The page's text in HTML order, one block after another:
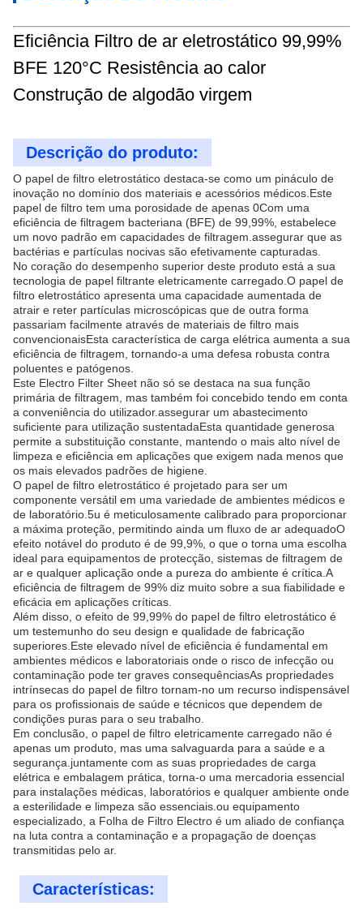
Eficiência Filtro de ar eletrostático 99,99%
BFE 120°C Resistência ao calor
Construção de algodão virgem
Descrição do produto:
O papel de filtro eletrostático destaca-se como um pináculo de
inovação no domínio dos materiais e acessórios médicos.Este
papel de filtro tem uma porosidade de apenas 0Com uma
eficiência de filtragem bacteriana (BFE) de 99,99%, estabelece
um novo padrão em capacidades de filtragem.assegurar que as
bactérias e partículas nocivas são efetivamente capturadas.
No coração do desempenho superior deste produto está a sua
tecnologia de papel filtrante eletricamente carregado.O papel de
filtro eletrostático apresenta uma capacidade aumentada de
atrair e reter partículas microscópicas que de outra forma
passariam facilmente através de materiais de filtro mais
convencionaisEsta característica de carga elétrica aumenta a sua
eficiência de filtragem, tornando-a uma defesa robusta contra
poluentes e patógenos.
Este Electro Filter Sheet não só se destaca na sua função
primária de filtragem, mas também foi concebido tendo em conta
a conveniência do utilizador.assegurar um abastecimento
suficiente para utilização sustentadaEsta quantidade generosa
permite a substituição constante, mantendo o mais alto nível de
limpeza e eficiência em aplicações que exigem nada menos que
os mais elevados padrões de higiene.
O papel de filtro eletrostático é projetado para ser um
componente versátil em uma variedade de ambientes médicos e
de laboratório.5u é meticulosamente calibrado para proporcionar
a máxima proteção, permitindo ainda um fluxo de ar adequadoO
efeito notável do produto é de 99,9%, o que o torna uma escolha
ideal para equipamentos de protecção, sistemas de filtragem de
ar e qualquer aplicação onde a pureza do ambiente é crítica.A
eficiência de filtragem de 99% diz muito sobre a sua fiabilidade e
eficácia em aplicações críticas.
Além disso, o efeito de 99,99% do papel de filtro eletrostático é
um testemunho do seu design e qualidade de fabricação
superiores.Este elevado nível de eficiência é fundamental em
ambientes médicos e laboratoriais onde o risco de infecção ou
contaminação pode ter graves consequênciasAs propriedades
intrínsecas do papel de filtro tornam-no um recurso indispensável
para os profissionais de saúde e técnicos que dependem de
condições puras para o seu trabalho.
Em conclusão, o papel de filtro eletricamente carregado não é
apenas um produto, mas uma salvaguarda para a saúde e a
segurança.juntamente com as suas propriedades de carga
elétrica e embalagem prática, torna-o uma mercadoria essencial
para instalações médicas, laboratórios e qualquer ambiente onde
a esterilidade e limpeza são essenciais.ou equipamento
especializado, a Folha de Filtro Electro é um aliado de confiança
na luta contra a contaminação e a propagação de doenças
transmitidas pelo ar.
Características: